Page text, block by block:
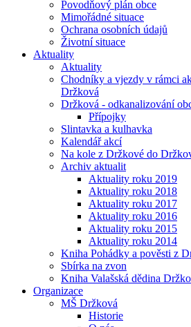
Povodňový plán obce
Mimořádné situace
Ochrana osobních údajů
Životní situace
Aktuality
Aktuality
Chodníky a vjezdy v rámci
Držková
Držková - odkanalizování
Přípojky
Slintavka a kulhavka
Kalendář akcí
Na kole z Držkové do
Archiv aktualit
Aktuality roku 2019
Aktuality roku 2018
Aktuality roku 2017
Aktuality roku 2016
Aktuality roku 2015
Aktuality roku 2014
Kniha Pohádky a pověsti z
Sbírka na zvon
Kniha Valašská dědina
Organizace
MŠ Držková
Historie